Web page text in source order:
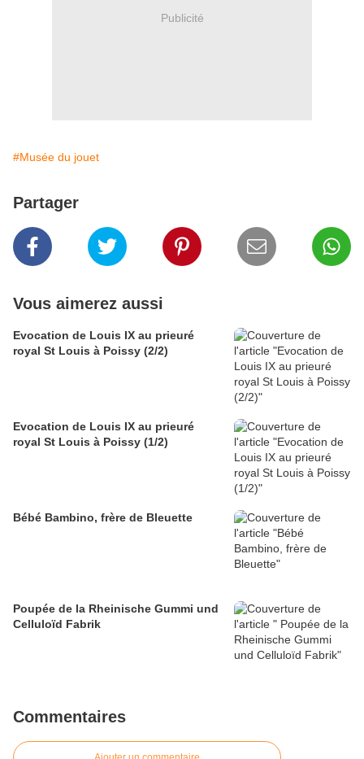
Publicité
#Musée du jouet
Partager
Vous aimerez aussi
Evocation de Louis IX au prieuré
royal St Louis à Poissy (2/2)
Evocation de Louis IX au prieuré
royal St Louis à Poissy (1/2)
Bébé Bambino, frère de Bleuette
Poupée de la Rheinische Gummi und
Celluloïd Fabrik
Commentaires